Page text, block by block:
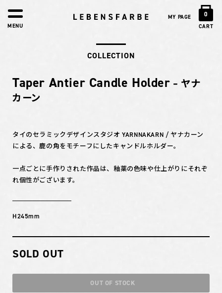
MY PAGE 0
CART
MENU
COLLECTION
Taper Antier Candle Holder – ヤナ
カーン
タイのセラミックデザインスタジオ YARNNAKARN / ヤナカーン
による、鹿の角をモチーフにしたキャンドルホルダー。
一点ごとに手作りされた作品は、釉薬の色味や仕上がりにそれぞ
れ個性がございます。
H245mm
SOLD OUT
OUT OF STOCK